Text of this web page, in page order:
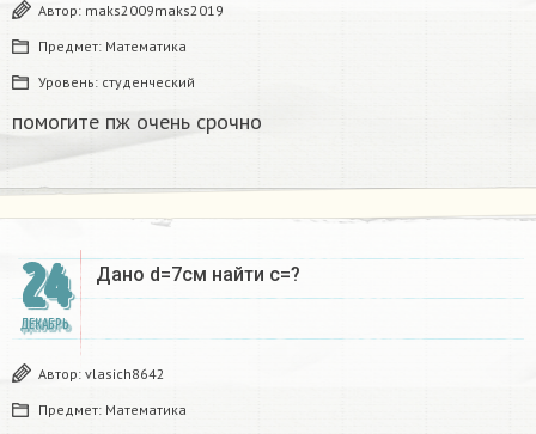
Автор: maks2009maks2019
Предмет: Математика
Уровень: студенческий
помогите пж очень срочно​
24
ДЕКАБРЬ
Дано d=7см найти с=?​
Автор: vlasich8642
Предмет: Математика